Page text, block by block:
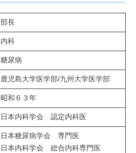
部長
内科
糖尿病
鹿児島大学医学部/九州大学医学部
昭和６３年
日本内科学会 認定内科医
日本糖尿病学会 専門医
日本内科学会 総合内科専門医